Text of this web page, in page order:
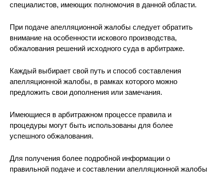
специалистов, имеющих полномочия в данной области.
При подаче апелляционной жалобы следует обратить
внимание на особенности искового производства,
обжалования решений исходного суда в арбитраже.
Каждый выбирает свой путь и способ составления
апелляционной жалобы, в рамках которого можно
предложить свои дополнения или замечания.
Имеющиеся в арбитражном процессе правила и
процедуры могут быть использованы для более
успешного обжалования.
Для получения более подробной информации о
правильной подаче и составлении апелляционной жалобы